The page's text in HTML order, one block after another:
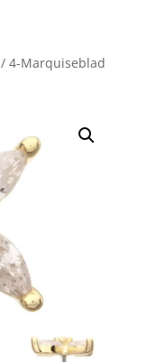
/ 4-Marquiseblad